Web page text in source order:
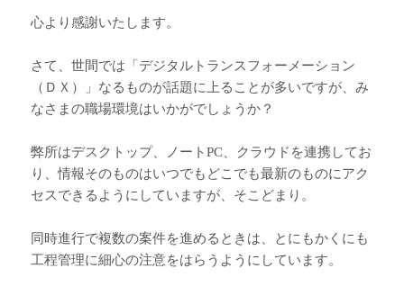
心より感謝いたします。
さて、世間では「デジタルトランスフォーメーション
（ＤＸ）」なるものが話題に上ることが多いですが、み
なさまの職場環境はいかがでしょうか？
弊所はデスクトップ、ノートPC、クラウドを連携してお
り、情報そのものはいつでもどこでも最新のものにアク
セスできるようにしていますが、そこどまり。
同時進行で複数の案件を進めるときは、とにもかくにも
工程管理に細心の注意をはらうようにしています。